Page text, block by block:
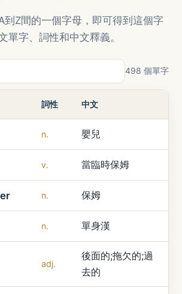
到Z間的一個字母，即可得到這個字
單字、詞性和中文釋義。
498 個單字
詞性 中文
n. 嬰兒
v. 當臨時保姆
n. 保姆
n. 單身漢
adj.
後面的;拖欠的;過
去的